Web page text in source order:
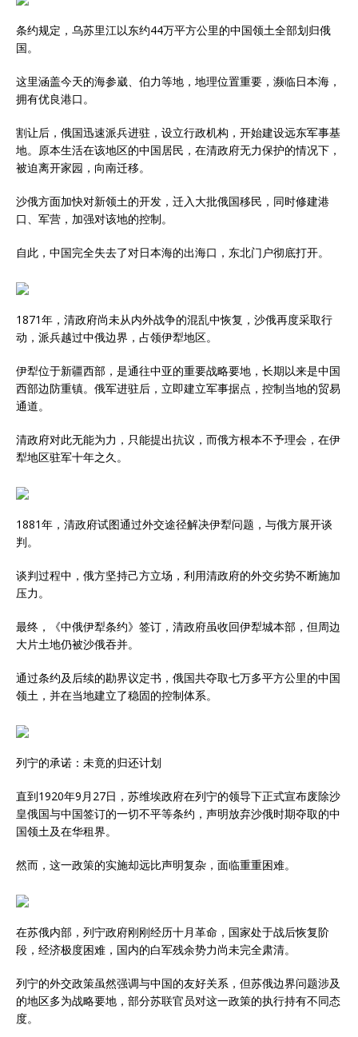
条约规定，乌苏里江以东约44万平方公里的中国领土全部划归俄
国。
这里涵盖今天的海参崴、伯力等地，地理位置重要，濒临日本海，
拥有优良港口。
割让后，俄国迅速派兵进驻，设立行政机构，开始建设远东军事基
地。原本生活在该地区的中国居民，在清政府无力保护的情况下，
被迫离开家园，向南迁移。
沙俄方面加快对新领土的开发，迁入大批俄国移民，同时修建港
口、军营，加强对该地的控制。
自此，中国完全失去了对日本海的出海口，东北门户彻底打开。
1871年，清政府尚未从内外战争的混乱中恢复，沙俄再度采取行
动，派兵越过中俄边界，占领伊犁地区。
伊犁位于新疆西部，是通往中亚的重要战略要地，长期以来是中国
西部边防重镇。俄军进驻后，立即建立军事据点，控制当地的贸易
通道。
清政府对此无能为力，只能提出抗议，而俄方根本不予理会，在伊
犁地区驻军十年之久。
1881年，清政府试图通过外交途径解决伊犁问题，与俄方展开谈
判。
谈判过程中，俄方坚持己方立场，利用清政府的外交劣势不断施加
压力。
最终，《中俄伊犁条约》签订，清政府虽收回伊犁城本部，但周边
大片土地仍被沙俄吞并。
通过条约及后续的勘界议定书，俄国共夺取七万多平方公里的中国
领土，并在当地建立了稳固的控制体系。
列宁的承诺：未竟的归还计划
直到1920年9月27日，苏维埃政府在列宁的领导下正式宣布废除沙
皇俄国与中国签订的一切不平等条约，声明放弃沙俄时期夺取的中
国领土及在华租界。
然而，这一政策的实施却远比声明复杂，面临重重困难。
在苏俄内部，列宁政府刚刚经历十月革命，国家处于战后恢复阶
段，经济极度困难，国内的白军残余势力尚未完全肃清。
列宁的外交政策虽然强调与中国的友好关系，但苏俄边界问题涉及
的地区多为战略要地，部分苏联官员对这一政策的执行持有不同态
度。